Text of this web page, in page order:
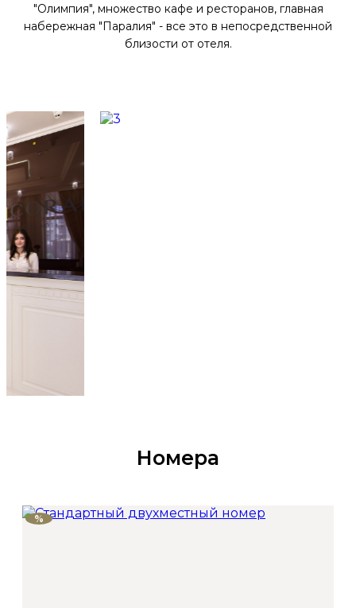
"Олимпия", множество кафе и ресторанов, главная
набережная "Паралия" - все это в непосредственной
близости от отеля.
Номера
%